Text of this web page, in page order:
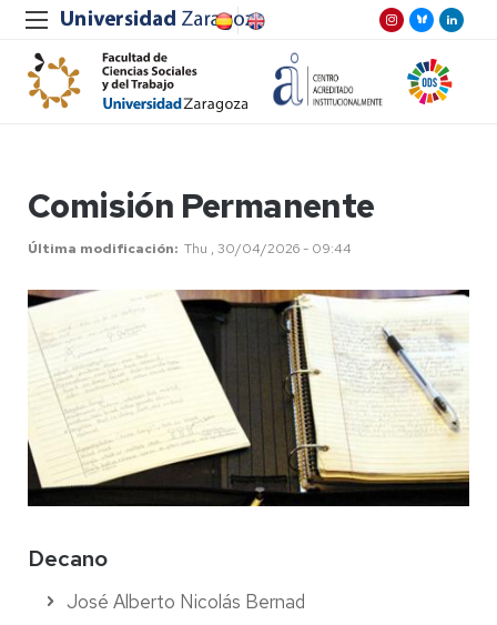
Comisión Permanente
Última modificación Thu , 30/04/2026 - 09:44
Decano
José Alberto Nicolás Bernad